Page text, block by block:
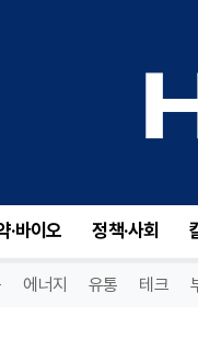
·바이오 정책·사회
에너지 유통 테크